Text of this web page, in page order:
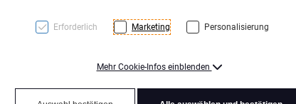
Erforderlich Marketing Personalisierung
Mehr Cookie-Infos einblenden